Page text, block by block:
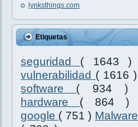
lynksthings.com
Etiquetas
seguridad ( 1643 )
vulnerabilidad ( 1616 )
software ( 934 )
hardware ( 864 )
google ( 751 ) Malware